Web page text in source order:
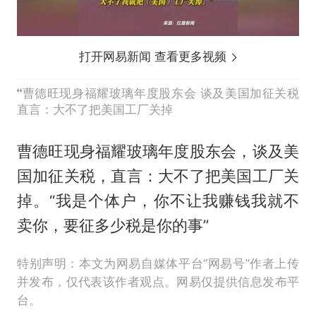
打开网易新闻 查看更多视频
曹德旺现身福耀玻璃年度股东会 谈及美国加征关税
直言：大不了把美国工厂关掉
曹德旺现身福耀玻璃年度股东会，谈及美
国加征关税，直言：大不了把美国工厂关
掉。“我是个体户，你不让我赚钱我就不
卖你，要征多少税是你的事”
特别声明：本文为网易自媒体平台“网易号”作者上传
并发布，仅代表该作者观点。网易仅提供信息发布平
台。